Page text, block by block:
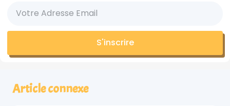
S'inscrire
Article connexe